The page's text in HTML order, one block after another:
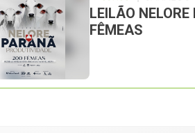
LEILÃO
FÊMEAS